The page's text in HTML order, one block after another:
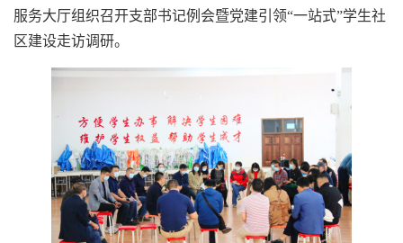
服务大厅组织召开支部书记例会暨党建引领“一站式”学生社
区建设走访调研。